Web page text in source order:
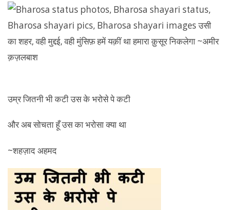
उम्र जितनी भी कटी उस के भरोसे पे कटी
और अब सोचता हूँ उस का भरोसा क्या था
~शहज़ाद अहमद